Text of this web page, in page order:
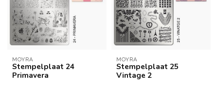
MOYRA
Stempelplaat 24
Primavera
MOYRA
Stempelplaat 25
Vintage 2